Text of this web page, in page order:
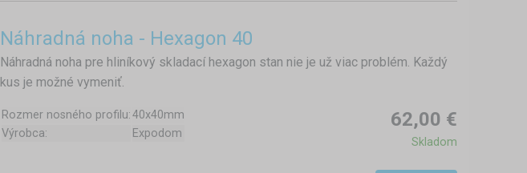
Náhradná noha - Hexagon 40
Náhradná noha pre hliníkový skladací hexagon stan nie je už viac problém. Každý
kus je možné vymeniť.
Rozmer nosného profilu:40x40mm
Výrobca:
Expodom
62,00 €
Skladom